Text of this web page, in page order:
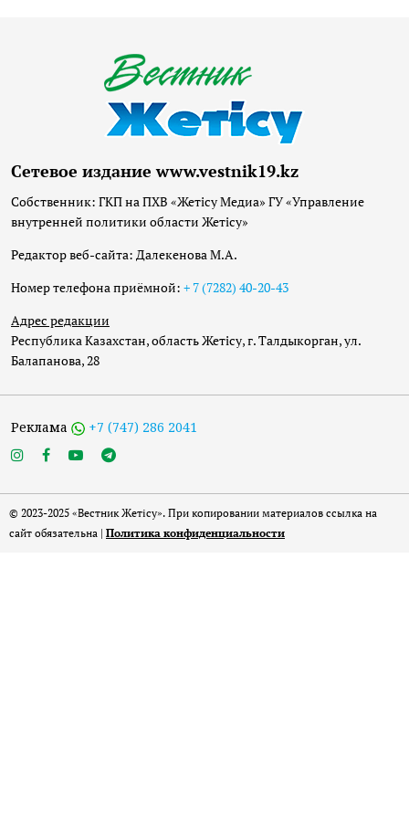
Сетевое издание www.vestnik19.kz
Собственник: ГКП на ПХВ «Жетісу Медиа» ГУ «Управление
внутренней политики области Жетісу»
Редактор веб-сайта: Далекенова М.А.
Номер телефона приёмной: + 7 (7282) 40-20-43
Адрес редакции
Республика Казахстан, область Жетісу, г. Талдыкорган, ул.
Балапанова, 28
Реклама +7 (747) 286 2041
© 2023-2025 «Вестник Жетісу». При копировании материалов ссылка на
сайт обязательна | Политика конфиденциальности